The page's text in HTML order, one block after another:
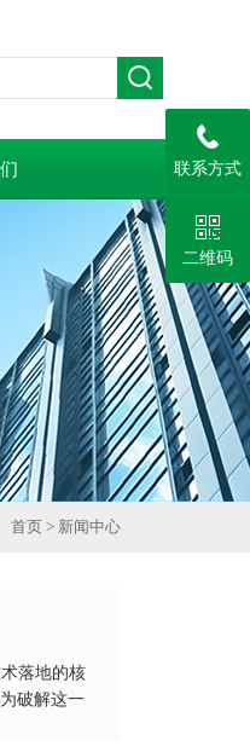
首页 > 新闻中心
落地的核
破解这一
联系方式
二维码